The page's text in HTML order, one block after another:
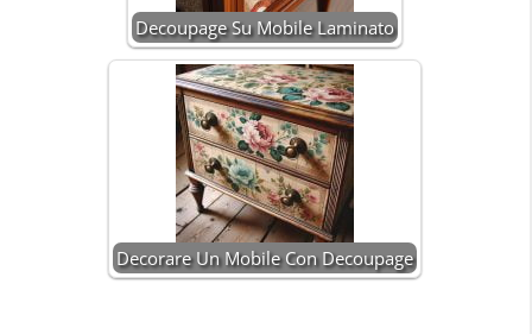
Decoupage Su Mobile Laminato
Decorare Un Mobile Con Decoupage